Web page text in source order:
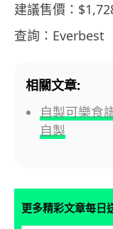
建議售價：
查詢：Everbest
相關文章:
自製可樂食
自製
更多精彩文章每日